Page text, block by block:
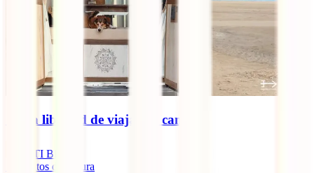
🚐 La libertad de viajar en camper
IATI Blog
minutos de lectura